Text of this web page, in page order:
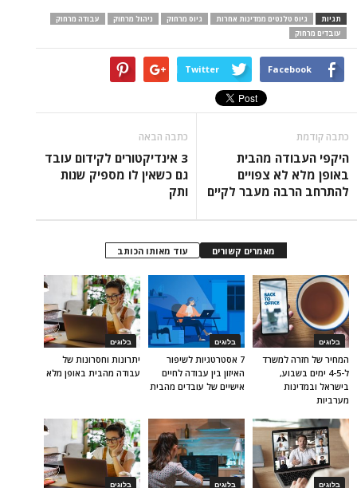
תגיות גיוס טלנטים ממדינות אחרות גיוס מרחוק ניהול מרחוק
עבודה מרחוק
עובדים מרחוק
Facebook
Twitter
כתבה קודמת
היקפי העבודה מהבית
באופן מלא לא צפויים
להתרחב הרבה מעבר לקיים
כתבה הבאה
3 אינדיקטורים לקידום עובד
גם כשאין לו מספיק שנות
ותק
מאמרים קשורים עוד מאותו הכותב
בלוגים
יתרונות וחסרונות של
עבודה מהבית באופן מלא
בלוגים
7 אסטרטגיות לשיפור
האיזון בין עבודה לחיים
אישיים של עובדים מהבית
בלוגים
המחיר של חזרה למשרד
ל-4-5 ימים בשבוע,
בישראל ובמדינות
מערביות
בלוגים בלוגים בלוגים